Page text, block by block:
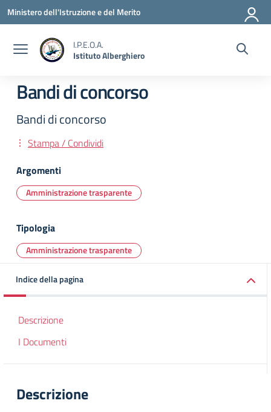
Vai ai contenuti
Vai al menu di navigazione
Vai al footer
Ministero dell'Istruzione e del Merito
I.P.E.O.A.
Istituto Alberghiero
Bandi di concorso
Bandi di concorso
Stampa / Condividi
Argomenti
Amministrazione trasparente
Tipologia
Amministrazione trasparente
Indice della pagina
Descrizione
I Documenti
Descrizione